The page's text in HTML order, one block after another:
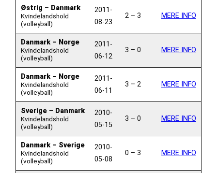
Østrig – Danmark
Kvindelandshold
(volleyball)
2011-
08-23
2 – 3 MERE INFO
Danmark – Norge
Kvindelandshold
(volleyball)
2011-
06-12
3 – 0 MERE INFO
Danmark – Norge
Kvindelandshold
(volleyball)
2011-
06-11
3 – 2 MERE INFO
Sverige – Danmark
Kvindelandshold
(volleyball)
2010-
05-15
3 – 0 MERE INFO
Danmark – Sverige
Kvindelandshold
(volleyball)
2010-
05-08
0 – 3 MERE INFO